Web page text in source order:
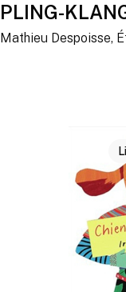
PLING-
Mathieu Despoisse,